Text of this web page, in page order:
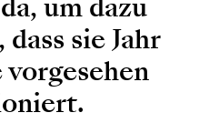
um dazu
sie Jahr